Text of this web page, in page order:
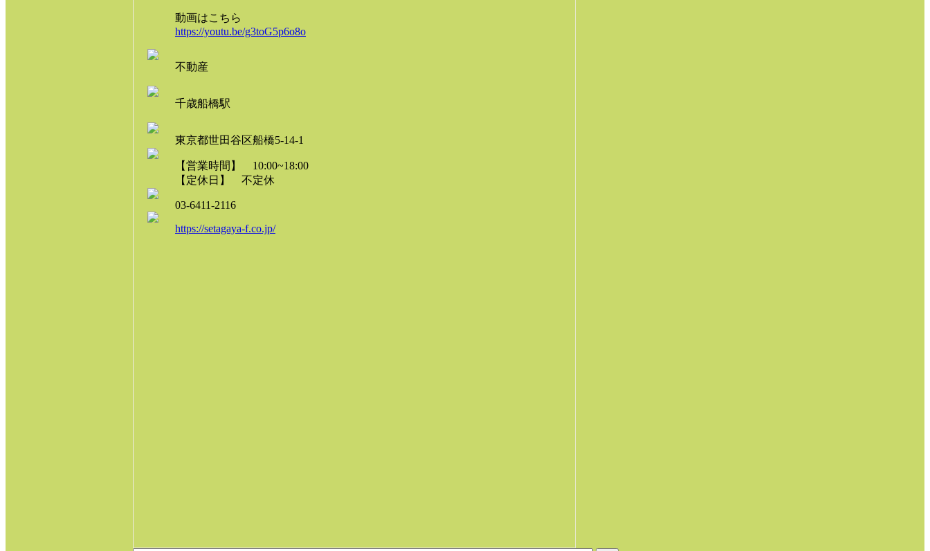
動画はこちら
https://youtu.be/g3toG5p6o8o
不動産
千歳船橋駅
東京都世田谷区船橋5-14-1
【営業時間】 10:00~18:00
【定休日】 不定休
03-6411-2116
https://setagaya-f.co.jp/